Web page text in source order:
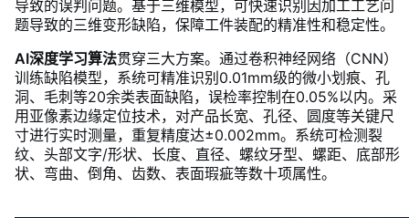
导致的误判问题。基于三维模型，可快速识别因加工工艺问
题导致的三维变形缺陷，保障工件装配的精准性和稳定性。
AI深度学习算法贯穿三大方案。通过卷积神经网络（CNN）
训练缺陷模型，系统可精准识别0.01mm级的微小划痕、孔
洞、毛刺等20余类表面缺陷，误检率控制在0.05%以内。采
用亚像素边缘定位技术，对产品长宽、孔径、圆度等关键尺
寸进行实时测量，重复精度达±0.002mm。系统可检测裂
纹、头部文字/形状、长度、直径、螺纹牙型、螺距、底部形
状、弯曲、倒角、齿数、表面瑕疵等数十项属性。